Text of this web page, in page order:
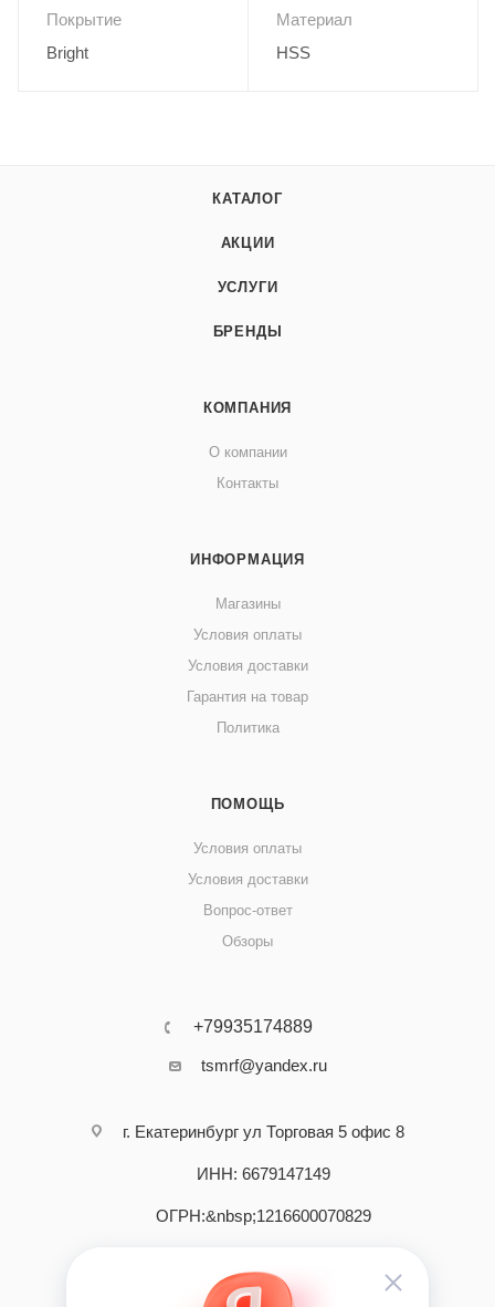
Покрытие
Bright
Материал
HSS
КАТАЛОГ
АКЦИИ
УСЛУГИ
БРЕНДЫ
КОМПАНИЯ
О компании
Контакты
ИНФОРМАЦИЯ
Магазины
Условия оплаты
Условия доставки
Гарантия на товар
Политика
ПОМОЩЬ
Условия оплаты
Условия доставки
Вопрос-ответ
Обзоры
+79935174889
tsmrf@yandex.ru
г. Екатеринбург ул Торговая 5 офис 8
ИНН: 6679147149
ОГРН:&nbsp;1216600070829